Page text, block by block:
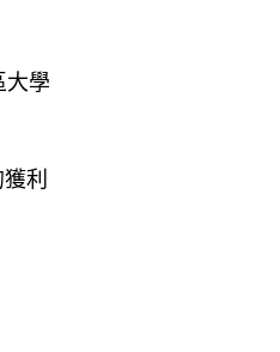
學
利